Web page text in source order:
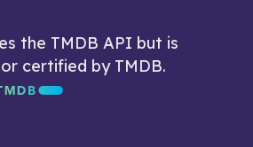
the TMDB API but is
certified by TMDB.